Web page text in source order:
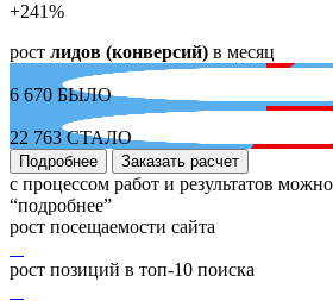
+241%
рост лидов (конверсий) в месяц
6 670 БЫЛО
22 763СТАЛО
Подробнее Заказать расчет
с процессом работ и результатов
“подробнее”
рост посещаемости сайта
рост позиций в топ-10 поиска